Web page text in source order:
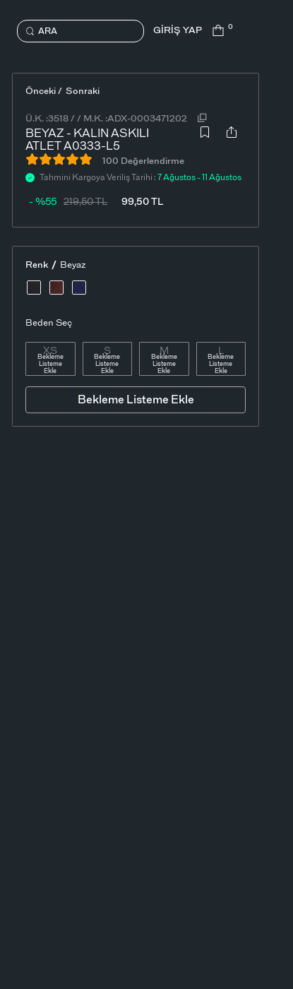
ARA GİRİŞ YAP 0
Önceki / Sonraki
Ü.K. :3518 // M.K. :ADX-0003471202
BEYAZ - KALIN ASKILI
ATLET A0333-L5
100 Değerlendirme
Tahmini Kargoya Veriliş Tarihi :7 Ağustos - 11 Ağustos
219,50TL 99,50TL
- %55
Renk / Beyaz
Beden Seç
XS
Bekleme
Listeme
Ekle
S
Bekleme
Listeme
Ekle
M
Bekleme
Listeme
Ekle
L
Bekleme
Listeme
Ekle
Bekleme Listeme Ekle